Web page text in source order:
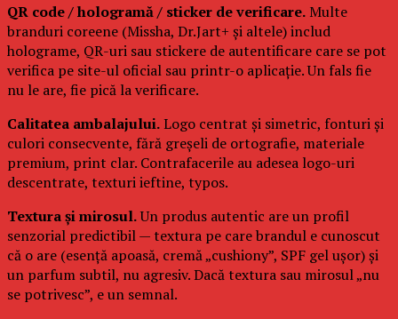
QR code / hologramă / sticker de verificare.Multe
branduri coreene (Missha, Dr.Jart+ și altele) includ
holograme, QR-uri sau stickere de autentificare care se pot
verifica pe site-ul oficial sau printr-o aplicație. Un fals fie
nu le are, fie pică la verificare.
Calitatea ambalajului.Logo centrat și simetric, fonturi și
culori consecvente, fără greșeli de ortografie, materiale
premium, print clar. Contrafacerile au adesea logo-uri
descentrate, texturi ieftine, typos.
Textura și mirosul.Un produs autentic are un profil
senzorial predictibil — textura pe care brandul e cunoscut
că o are (esență apoasă, cremă „cushiony”, SPF gel ușor) și
un parfum subtil, nu agresiv. Dacă textura sau mirosul „nu
se potrivesc”, e un semnal.